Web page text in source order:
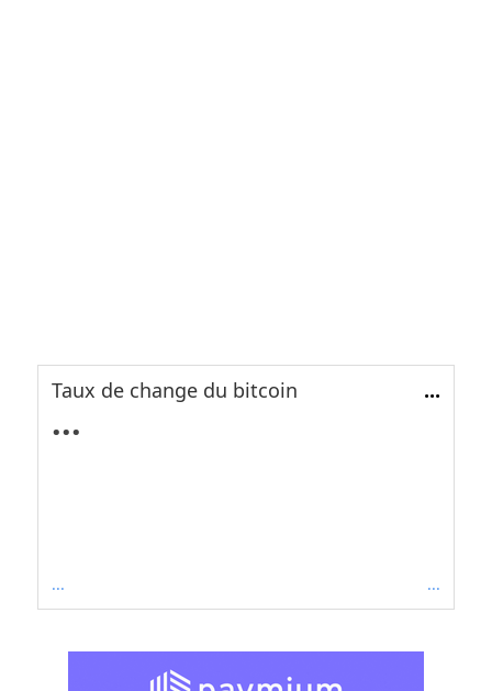
Taux de change du bitcoin ...
...
... ...